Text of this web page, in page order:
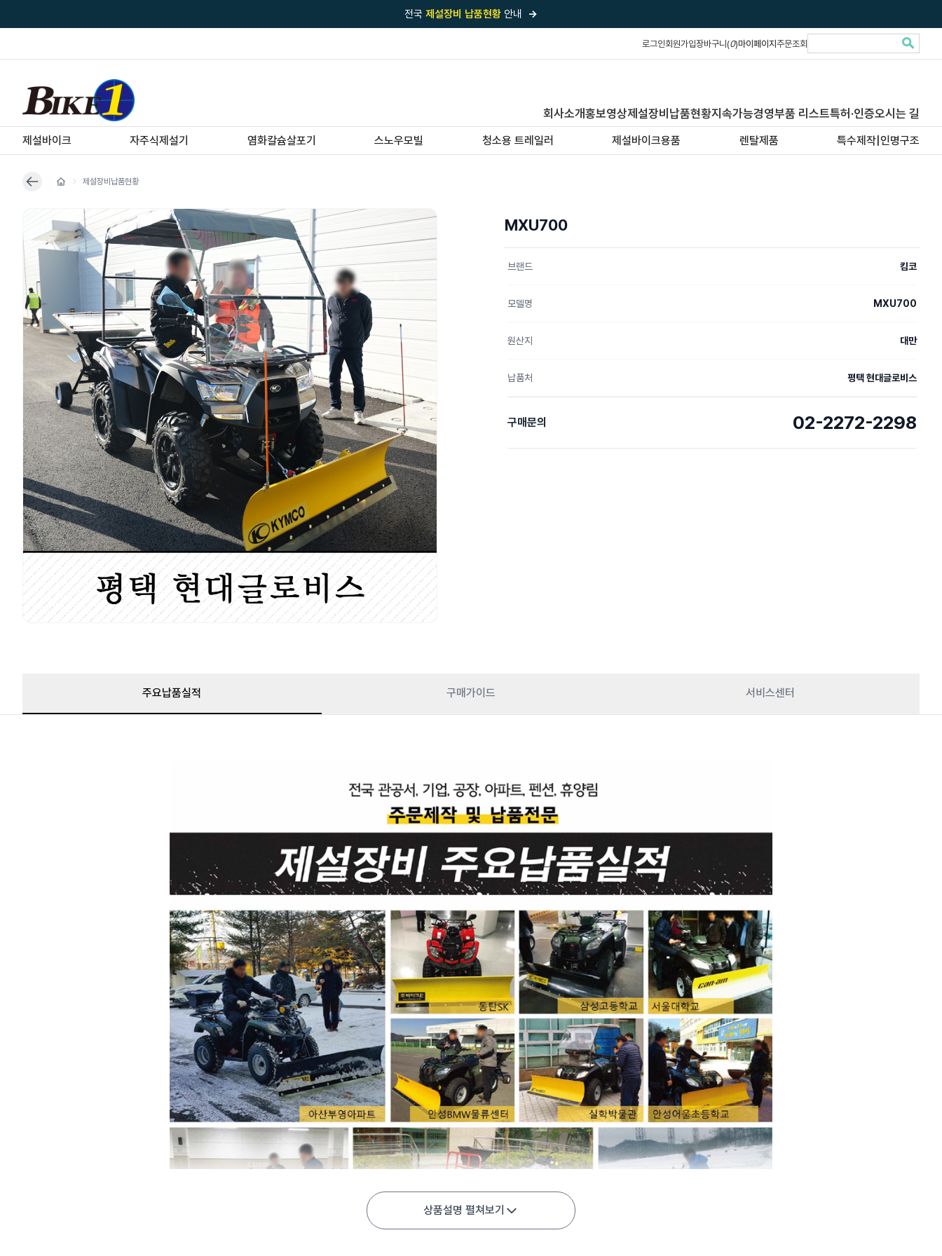
전국 제설장비 납품현황 안내 →
'국내 유일'의 특허 제설 시스템보유기업
전국이 선택한제설·다목적 장비 전문기업
로그인회원가입장바구니(0)마이페이지 주문조회
회사소개홍보영상제설장비납품현황지속가능경영부품 리스트특허·인증오시는 길
제설바이크 자주식제설기 염화칼슘살포기 스노우모빌 청소용 트레일러 제설바이크용품 렌탈제품 특수제작|인명구조
제설장비납품현황
MXU700
브랜드 킴코
모델명 MXU700
원산지 대만
납품처 평택 현대글로비스
구매문의 02-2272-2298
주요납품실적 구매가이드 서비스센터
상품설명 펼쳐보기